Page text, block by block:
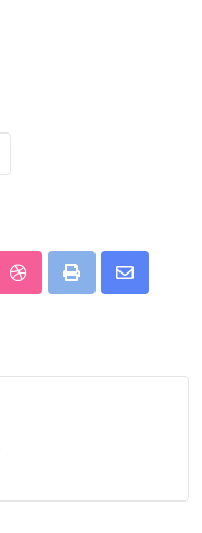
StumbleUpon
Print
Share